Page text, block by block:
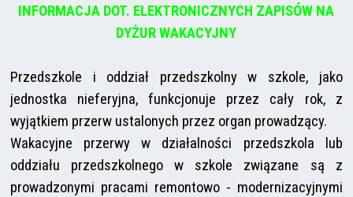
INFORMACJA DOT. ELEKTRONICZNYCH ZAPISÓW NA
DYŻUR WAKACYJNY
Przedszkole i oddział przedszkolny w szkole, jako
jednostka nieferyjna, funkcjonuje przez cały rok, z
wyjątkiem przerw ustalonych przez organ prowadzący.
Wakacyjne przerwy w działalności przedszkola lub
oddziału przedszkolnego w szkole związane są z
prowadzonymi pracami remontowo - modernizacyjnymi